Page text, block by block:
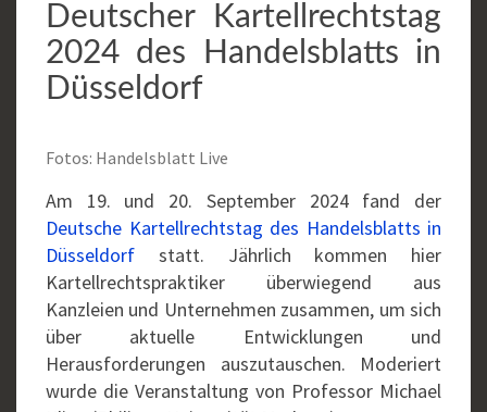
Deutscher Kartellrechtstag
2024 des Handelsblatts in
Düsseldorf
Fotos: Handelsblatt Live
Am 19. und 20. September 2024 fand der
Deutsche Kartellrechtstag des Handelsblatts in
Düsseldorf statt. Jährlich kommen hier
Kartellrechtspraktiker überwiegend aus
Kanzleien und Unternehmen zusammen, um sich
über aktuelle Entwicklungen und
Herausforderungen auszutauschen. Moderiert
wurde die Veranstaltung von Professor Michael